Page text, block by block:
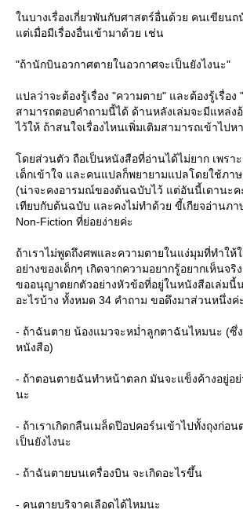
นบางเรื่องเกี่ยวพันกับศาสตร์อื่นด้วย คนเขียน
ต่เมื่อมีเรื่องอื่นเข้ามาด้วย เช่น
"ถ้านักบินอวกาศตายในอวกาศจะเป็นยังไงนะ"
ปลว่าจะต้องรู้เรื่อง "ความตาย" และต้องรู้เรื่อง
สามารถตอบคำถามนี้ได้ ด้านหลังเล่มจะมีแหล่ง
ไว้ให้ ถ้าสนใจเรื่องไหนเพิ่มเติมสามารถเข้าไปห
ดยส่วนตัว ถือเป็นหนังสือที่อ่านได้ไม่ยาก เพรา
เด็กเข้าใจ และคนแปลก็พยายามแปลโดยใช้ภา
(น่าจะคงอารมณ์ของต้นฉบับไว้ แต่อันนี้เดานะค
เทียบกับต้นฉบับ และคงไม่ทำด้วย ขี้เกียจอ่านภา
Non-Fiction ที่ย่อยง่ายค่ะ
ถ้าเราไม่พูดถึงศพและความตายในแง่มุมที่ทำให้
อย่างของเด็กๆ เกิดจากความอยากรู้อยากเห็นจริ
ขออนุญาตยกตัวอย่างหัวข้อที่อยู่ในหนังสือเล่มนี้
อะไรบ้าง ทั้งหมด 34 คำถาม ขอดึงมาส่วนหนึ่งค่
- ถ้าฉันตาย น้องแมวจะหม่ำลูกตาฉันไหมนะ (ซึ่
หนังสือ)
- ถ้าตอนตายฉันทำหน้าตลก มันจะแข็งค้างอยู่อ
นะ
- ถ้าเราเกิดกลืนเมล็ดป๊อปคอร์นเข้าไปทั้งถุงก่อน
เป็นยังไงนะ
- ถ้าฉันตายบนเครื่องบิน จะเกิดอะไรขึ้น
- คนตายบริจาคเลือดได้ไหมนะ